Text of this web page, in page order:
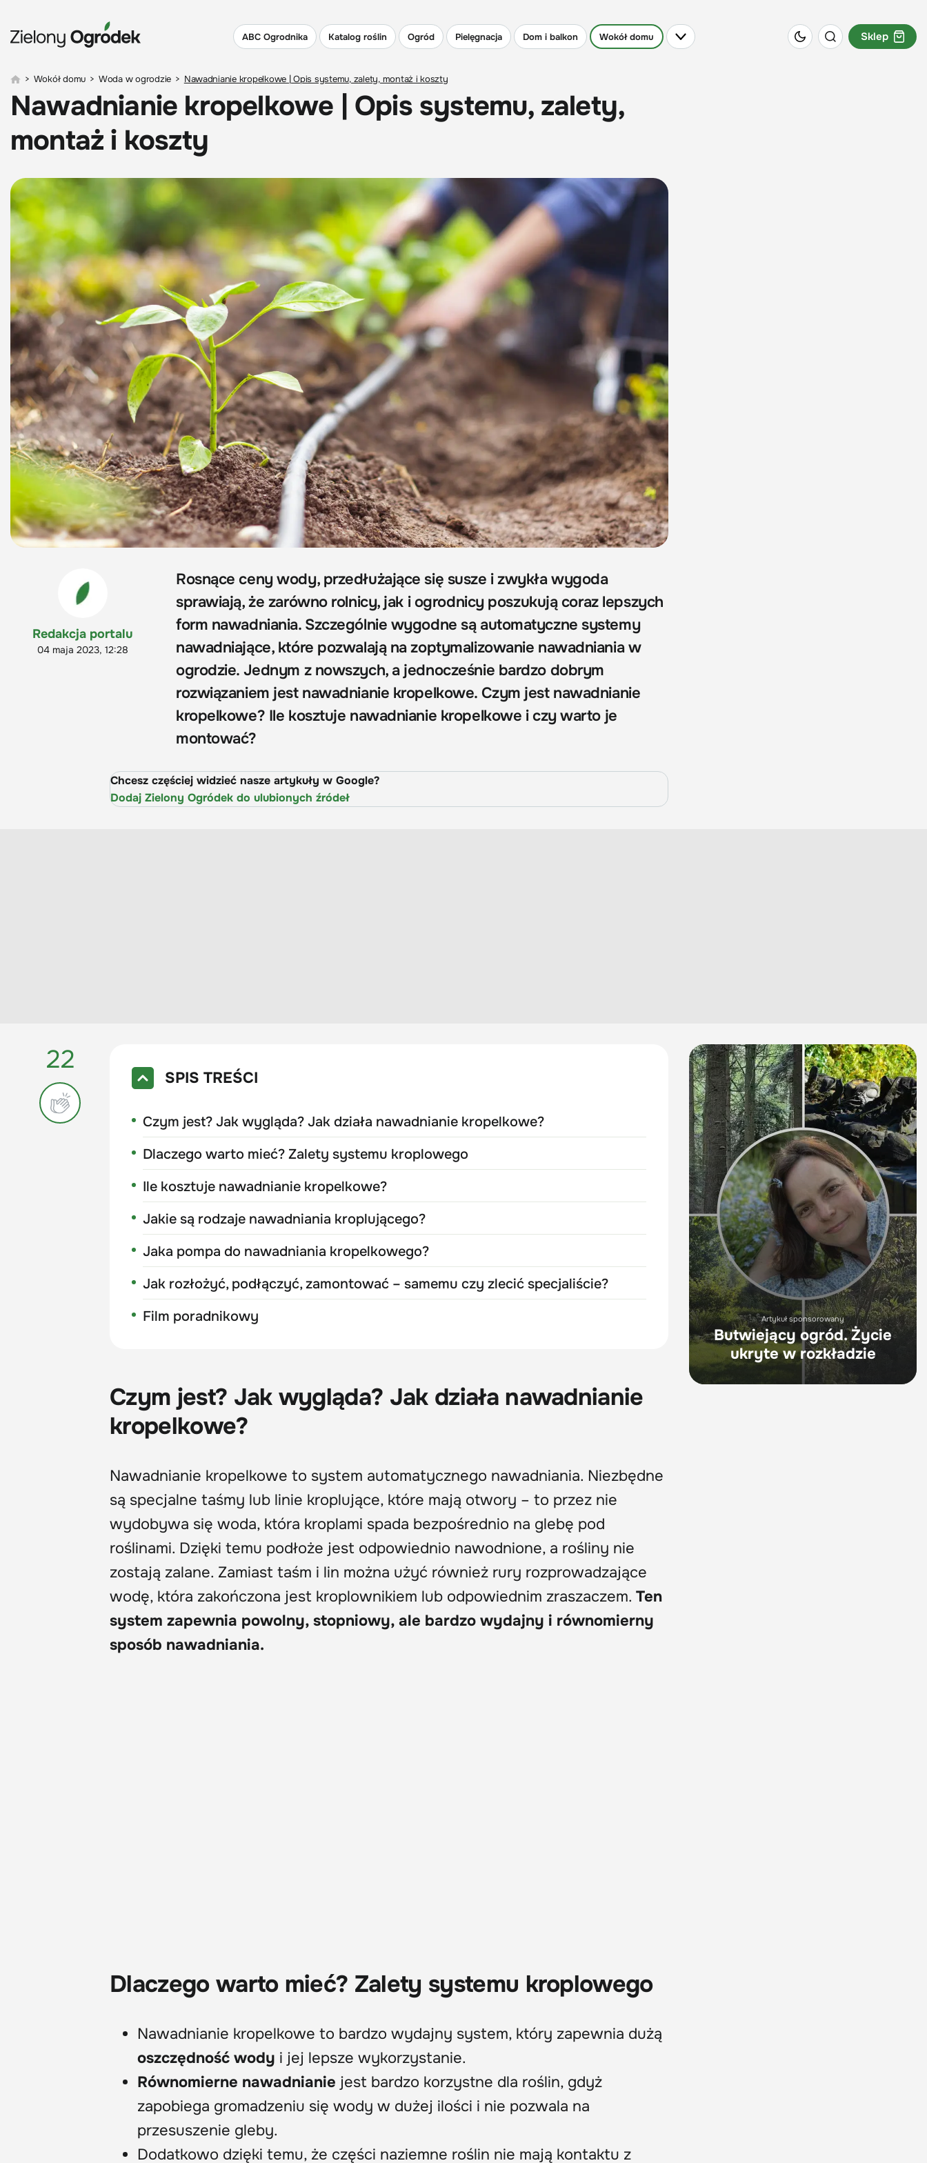
ABC Ogrodnika Katalog roślin Ogród Pielęgnacja Dom i balkon Wokół domu Sklep
> Wokół domu > Woda w ogrodzie > Nawadnianie kropelkowe | Opis systemu, zalety, montaż i koszty
Nawadnianie kropelkowe | Opis systemu, zalety,
montaż i koszty
Redakcja portalu
04 maja 2023, 12:28
Rosnące ceny wody, przedłużające się susze i zwykła wygoda
sprawiają, że zarówno rolnicy, jak i ogrodnicy poszukują coraz lepszych
form nawadniania. Szczególnie wygodne są automatyczne systemy
nawadniające, które pozwalają na zoptymalizowanie nawadniania w
ogrodzie. Jednym z nowszych, a jednocześnie bardzo dobrym
rozwiązaniem jest nawadnianie kropelkowe. Czym jest nawadnianie
kropelkowe? Ile kosztuje nawadnianie kropelkowe i czy warto je
montować?
Chcesz częściej widzieć nasze artykuły w Google?
Dodaj Zielony Ogródek do ulubionych źródeł
22
SPIS TREŚCI
Czym jest? Jak wygląda? Jak działa nawadnianie kropelkowe?
Dlaczego warto mieć? Zalety systemu kroplowego
Ile kosztuje nawadnianie kropelkowe?
Jakie są rodzaje nawadniania kroplującego?
Jaka pompa do nawadniania kropelkowego?
Jak rozłożyć, podłączyć, zamontować – samemu czy zlecić specjaliście?
Film poradnikowy
Czym jest? Jak wygląda? Jak działa nawadnianie
kropelkowe?
Nawadnianie kropelkowe to system automatycznego nawadniania. Niezbędne
są specjalne taśmy lub linie kroplujące, które mają otwory – to przez nie
wydobywa się woda, która kroplami spada bezpośrednio na glebę pod
roślinami. Dzięki temu podłoże jest odpowiednio nawodnione, a rośliny nie
zostają zalane. Zamiast taśm i lin można użyć również rury rozprowadzające
wodę, która zakończona jest kroplownikiem lub odpowiednim zraszaczem. Ten
system zapewnia powolny, stopniowy, ale bardzo wydajny i równomierny
sposób nawadniania.
Dlaczego warto mieć? Zalety systemu kroplowego
Nawadnianie kropelkowe to bardzo wydajny system, który zapewnia dużą
oszczędność wody i jej lepsze wykorzystanie.
Równomierne nawadnianie jest bardzo korzystne dla roślin, gdyż
zapobiega gromadzeniu się wody w dużej ilości i nie pozwala na
przesuszenie gleby.
Dodatkowo dzięki temu, że części naziemne roślin nie mają kontaktu z
Artykuł sponsorowany
Butwiejący ogród. Życie
ukryte w rozkładzie